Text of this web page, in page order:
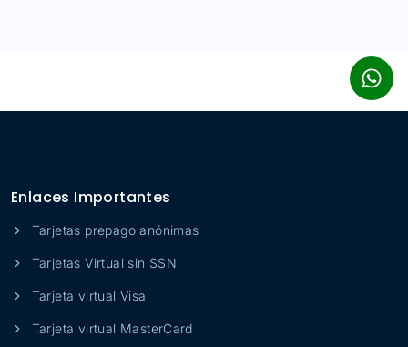
Enlaces Importantes
Tarjetas prepago anónimas
Tarjetas Virtual sin SSN
Tarjeta virtual Visa
Tarjeta virtual MasterCard